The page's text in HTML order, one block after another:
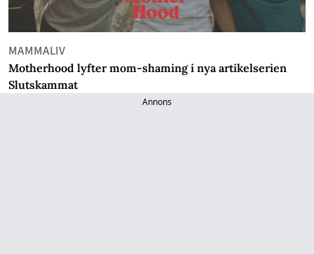
MAMMALIV
Motherhood lyfter mom-shaming i nya artikelserien
Slutskammat
Annons